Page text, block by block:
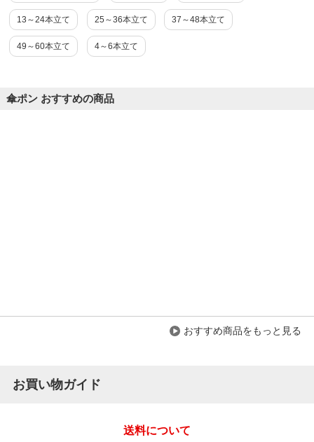
13～24本立て 25～36本立て 37～48本立て
49～60本立て 4～6本立て
傘ポン おすすめの商品
おすすめ商品をもっと見る
お買い物ガイド
送料について